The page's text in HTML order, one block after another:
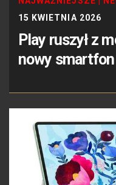
15 KWIETNIA 2026
Play ruszył z
nowy